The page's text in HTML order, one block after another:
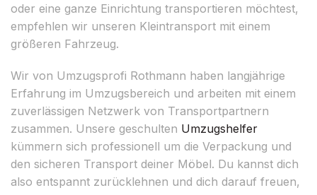
oder eine ganze Einrichtung transportieren möchtest,
empfehlen wir unseren Kleintransport mit einem
größeren Fahrzeug.
Wir von Umzugsprofi Rothmann haben langjährige
Erfahrung im Umzugsbereich und arbeiten mit einem
zuverlässigen Netzwerk von Transportpartnern
zusammen. Unsere geschulten Umzugshelfer
kümmern sich professionell um die Verpackung und
den sicheren Transport deiner Möbel. Du kannst dich
also entspannt zurücklehnen und dich darauf freuen,